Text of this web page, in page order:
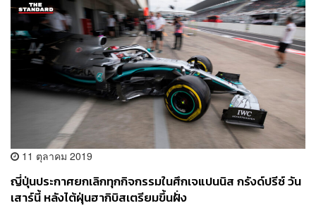
11 ตุลาคม 2019
ญี่ปุ่นประกาศยกเลิกทุกกิจกรรมในศึกเจแปนนิส กรังด์ปรีซ์ วัน
เสาร์นี้ หลังไต้ฝุ่นฮากิบิสเตรียมขึ้นฝั่ง